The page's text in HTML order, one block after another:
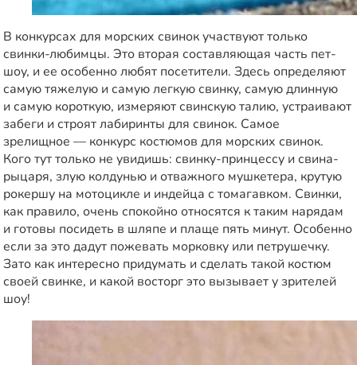
В конкурсах для морских свинок участвуют только
свинки-любимцы. Это вторая составляющая часть пет-
шоу, и ее особенно любят посетители. Здесь определяют
самую тяжелую и самую легкую свинку, самую длинную
и самую короткую, измеряют свинскую талию, устраивают
забеги и строят лабиринты для свинок. Самое
зрелищное — конкурс костюмов для морских свинок.
Кого тут только не увидишь: свинку-принцессу и свина-
рыцаря, злую колдунью и отважного мушкетера, крутую
рокершу на мотоцикле и индейца с томагавком. Свинки,
как правило, очень спокойно относятся к таким нарядам
и готовы посидеть в шляпе и плаще пять минут. Особенно
если за это дадут пожевать морковку или петрушечку.
Зато как интересно придумать и сделать такой костюм
своей свинке, и какой восторг это вызывает у зрителей
шоу!